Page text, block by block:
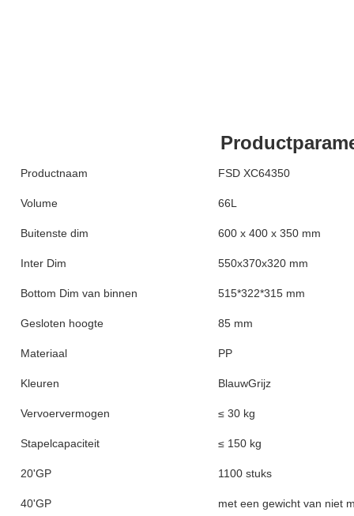
Productnaam FSD XC64350
Volume 66L
Buitenste dim 600 x 400 x 350 mm
Inter Dim 550x370x320 mm
Bottom Dim van binnen 515*322*315 mm
Gesloten hoogte 85 mm
Materiaal PP
Kleuren BlauwGrijz
Vervoervermogen ≤ 30 kg
Stapelcapaciteit ≤ 150 kg
20'GP 1100 stuks
40'GP met een gewicht van niet